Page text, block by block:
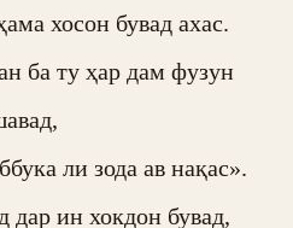
хосон бувад ахас.
ба ту ҳар дам фузун
ли зода ав нақас».
дар ин хокдон бувад,